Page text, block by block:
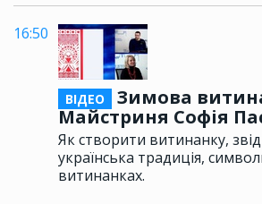
16:50
ВІДЕО
Зимова
Майстриня Софія
Як створити витинанку,
українська традиція,
витинанках.